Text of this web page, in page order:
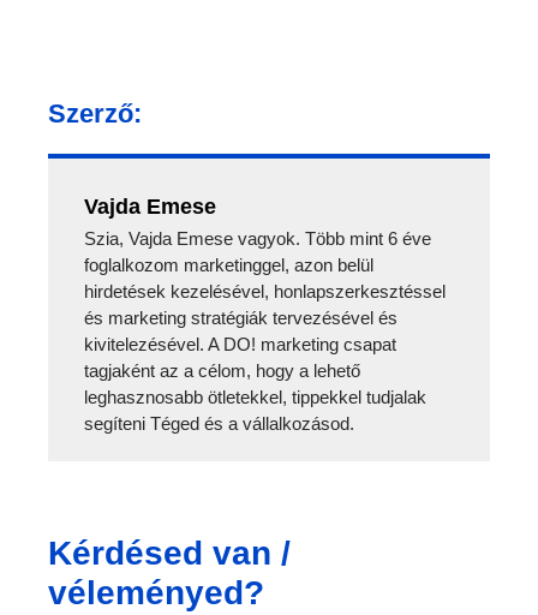
Szerző:
Vajda Emese
Szia, Vajda Emese vagyok. Több mint 6 éve
foglalkozom marketinggel, azon belül
hirdetések kezelésével, honlapszerkesztéssel
és marketing stratégiák tervezésével és
kivitelezésével. A DO! marketing csapat
tagjaként az a célom, hogy a lehető
leghasznosabb ötletekkel, tippekkel tudjalak
segíteni Téged és a vállalkozásod.
Kérdésed van /
véleményed?